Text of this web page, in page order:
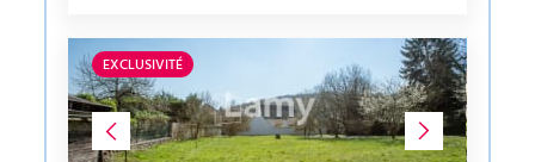
EXCLUSIVITÉ